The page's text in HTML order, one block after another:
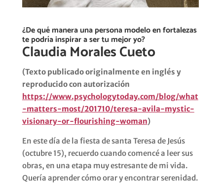
¿De qué manera una persona modelo en fortalezas
te podría inspirar a ser tu mejor yo?
Claudia Morales Cueto
(Texto publicado originalmente en inglés y
reproducido con autorización
https://www.psychologytoday.com/blog/what
-matters-most/201710/teresa-avila-mystic-
visionary-or-flourishing-woman)
En este día de la fiesta de santa Teresa de Jesús
(octubre 15), recuerdo cuando comencé a leer sus
obras, en una etapa muy estresante de mi vida.
Quería aprender cómo orar y encontrar serenidad.